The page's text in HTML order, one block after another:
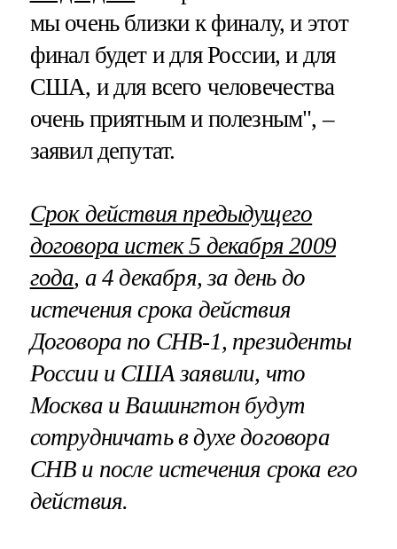
мы очень близки к финалу, и этот
финал будет и для России, и для
США, и для всего человечества
очень приятным и полезным", –
заявил депутат.
Срок действия предыдущего
договора истек 5 декабря 2009
года, а 4 декабря, за день до
истечения срока действия
Договора по СНВ-1, президенты
России и СШАзаявили, что
Москва и Вашингтон будут
сотрудничать в духе договора
СНВ и после истечения срока его
действия.